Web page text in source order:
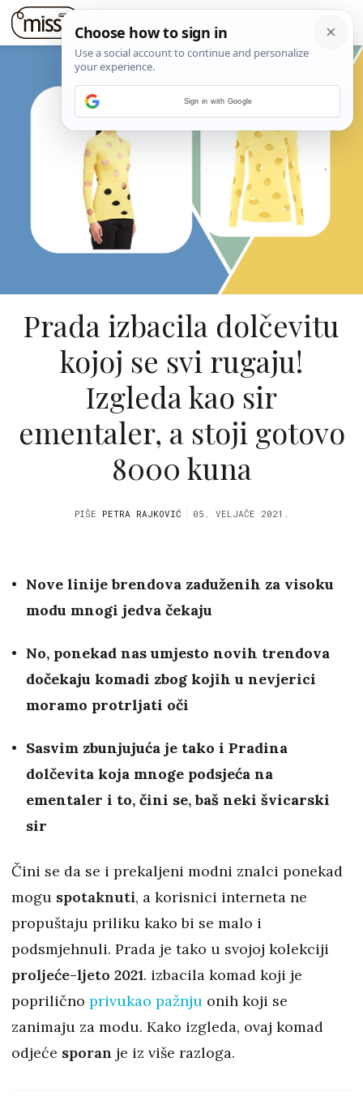
Prada izbacila dolčevitu
kojoj se svi rugaju!
Izgleda kao sir
ementaler, a stoji gotovo
8000 kuna
PIŠE PETRA RAJKOVIĆ 05. VELJAČE 2021.
Nove linije brendova zaduženih za visoku
modu mnogi jedva čekaju
No, ponekad nas umjesto novih trendova
dočekaju komadi zbog kojih u nevjerici
moramo protrljati oči
Sasvim zbunjujuća je tako i Pradina
dolčevita koja mnoge podsjeća na
ementaler i to, čini se, baš neki švicarski
sir
Čini se da se i prekaljeni modni znalci ponekad
mogu spotaknuti, a korisnici interneta ne
propuštaju priliku kako bi se malo i
podsmjehnuli. Prada je tako u svojoj kolekciji
proljeće-ljeto 2021. izbacila komad koji je
poprilično privukao pažnju onih koji se
zanimaju za modu. Kako izgleda, ovaj komad
odjeće sporan je iz više razloga.
Sign in with Google